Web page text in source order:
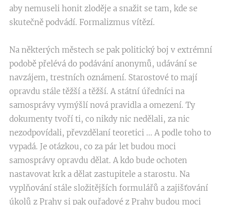
aby nemuseli honit zloděje a snažit se tam, kde se
skutečně podvádí. Formalizmus vítězí.
Na některých městech se pak politický boj v extrémní
podobě přelévá do podávání anonymů, udávání se
navzájem, trestních oznámení. Starostové to mají
opravdu stále těžší a těžší. A státní úředníci na
samosprávy vymýšlí nová pravidla a omezení. Ty
dokumenty tvoří ti, co nikdy nic nedělali, za nic
nezodpovídali, převzdělaní teoretici ... A podle toho to
vypadá. Je otázkou, co za pár let budou moci
samosprávy opravdu dělat. A kdo bude ochoten
nastavovat krk a dělat zastupitele a starostu. Na
vyplňování stále složitějších formulářů a zajišťování
úkolů z Prahy si pak ouřadové z Prahy budou moci